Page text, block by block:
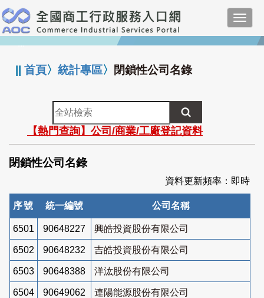
跳
到
主
要
:::
||首頁〉統計專區〉 閉鎖性公司名錄
全
站
檢
索
【熱門查詢】公司/商業/工廠登記資料
閉鎖性公司名錄
資料更新頻率：即時
序號 統一編號 公司名稱
6501 90648227 興皓投資股份有限公司
6502 90648232 吉皓投資股份有限公司
6503 90648388 洋汯股份有限公司
6504 90649062 連陽能源股份有限公司